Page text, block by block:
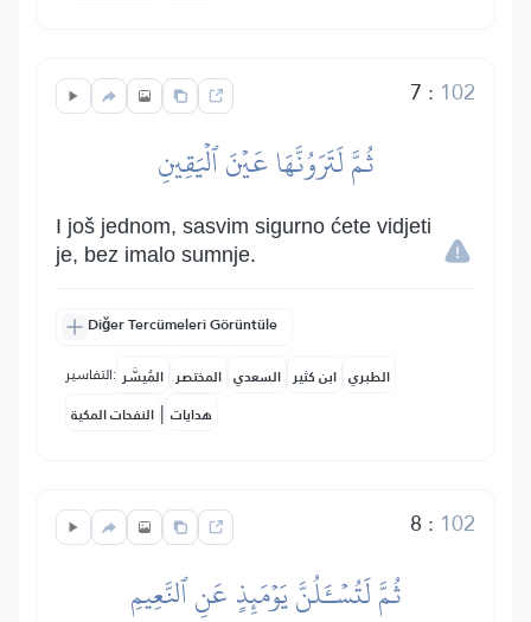
7 : 102
ثُمَّ لَتَرَوُنَّهَا عَيۡنَ ٱلۡيَقِينِ
I još jednom, sasvim sigurno ćete vidjeti
je, bez imalo sumnje.
Diğer Tercümeleri Görüntüle
التفاسير: المُيسَّر المختصر السعدي ابن كثير الطبري
النفحات المكية | هدايات
8 : 102
ثُمَّ لَتُسۡـَٔلُنَّ يَوۡمَئِذٍ عَنِ ٱلنَّعِيمِ